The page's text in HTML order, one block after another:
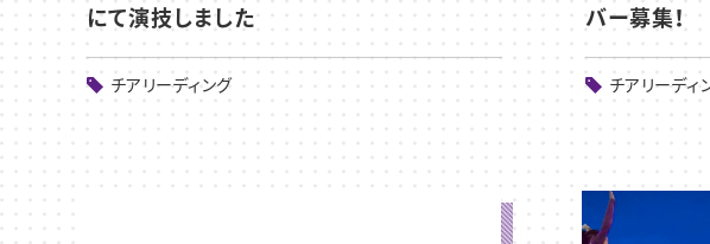
にて演技しました
チアリーディング
バー募集！
チアリーディ